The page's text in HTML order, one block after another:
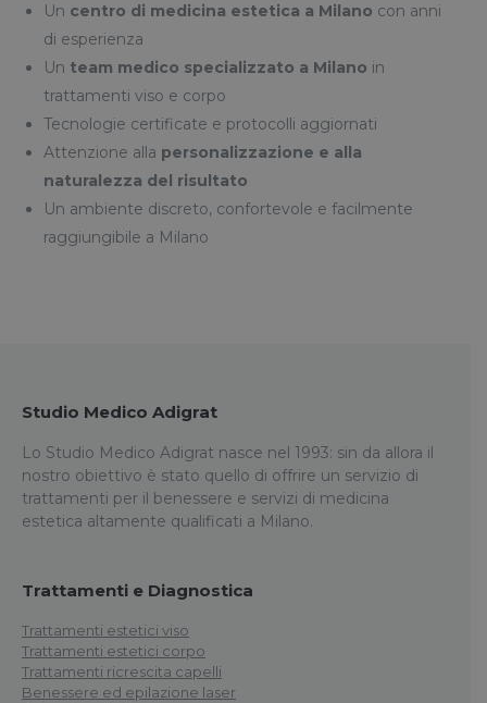
Un centro di medicina estetica a Milano con anni
di esperienza
Un team medico specializzato a Milano in
trattamenti viso e corpo
Tecnologie certificate e protocolli aggiornati
Attenzione alla personalizzazione e alla
naturalezza del risultato
Un ambiente discreto, confortevole e facilmente
raggiungibile a Milano
Studio Medico Adigrat
Lo Studio Medico Adigrat nasce nel 1993: sin da allora il
nostro obiettivo è stato quello di offrire un servizio di
trattamenti per il benessere e servizi di medicina
estetica altamente qualificati a Milano.
Trattamenti e Diagnostica
Trattamenti estetici viso
Trattamenti estetici corpo
Trattamenti ricrescita capelli
Benessere ed epilazione laser